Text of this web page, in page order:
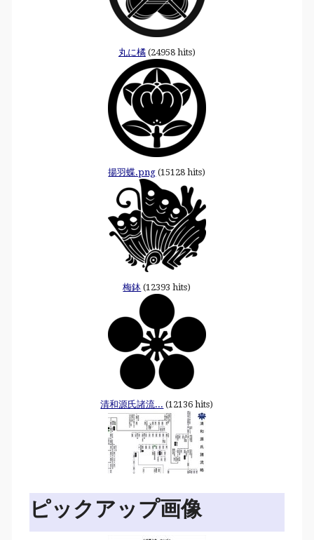
丸に橘(24958 hits)
揚羽蝶.png (15128 hits)
梅鉢 (12393 hits)
清和源氏諸流... (12136 hits)
ピックアップ画像